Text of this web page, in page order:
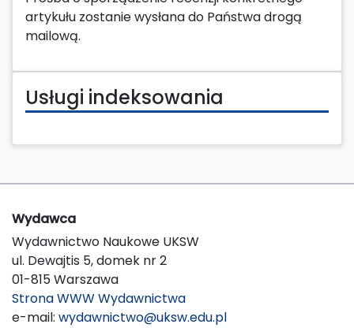
artykułu zostanie wysłana do Państwa drogą
mailową.
Usługi indeksowania
Wydawca
Wydawnictwo Naukowe UKSW
ul. Dewajtis 5, domek nr 2
01-815 Warszawa
Strona WWW Wydawnictwa
e-mail: wydawnictwo@uksw.edu.pl